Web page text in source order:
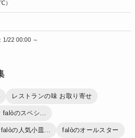
）
1/22 00:00 ～
レストランの味 お取り寄せ
falòのスペシ...
の人気小皿... falòのオールスター